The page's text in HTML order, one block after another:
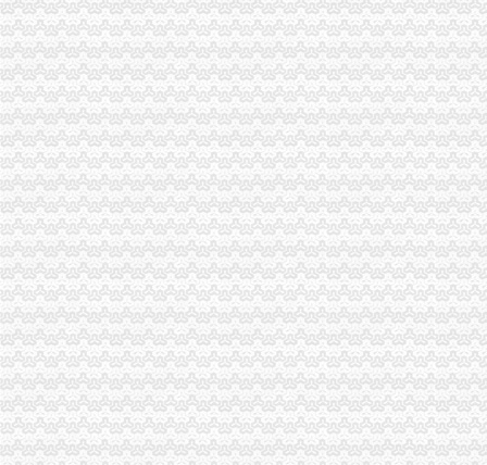
重庆公司注册营业执照代办公司注销及变更
重庆公司注册
重庆注册公司_重庆工商注册-重庆易登网
重庆公司注册|营业执照代办|代理记帐|代办税务
重庆代理记账_江北公司注册_九龙坡公司注册_沙坪坝公司注册_南岸公
重庆注册公司_重庆工商注册_重庆记账报税-多有米
重庆代办公司注册,工商注册,代帐会计,代理记账,代办营业执照_
重庆进出口权
重庆代办进出口权申请_公司注册工商代办重庆帅博
重庆海外公司注册：进出口权、代账、执照代办、税务代理-重庆爱问
【重庆会计代账,重庆出口退税,重庆进出口权】,重庆进出口权哪
重庆公司变更：专业代理-工商执照进出口权会计实务-重庆爱问分类
【重庆想要进口生产线没有进出口权怎么办】价格_厂家_图片-Hc360
一般纳税人申请
一般纳税人申请详-频道-手机搜狐
一般纳税人办理知识详解：资料、流程、好处_搜狐其它_搜狐网
广州一般纳税人申请
《一般纳税人申请资料》100篇第一文库网
一般纳税人资格的申请-深圳市金多乐财务顾问有限公司
重庆发票申请